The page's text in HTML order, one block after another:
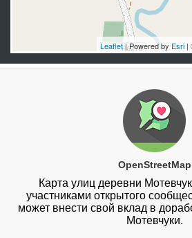
Leaflet| Powered by Esri |
OpenStreetMap
Карта улиц деревни
участниками открытого
может внести свой вклад в
Мотевчуки.